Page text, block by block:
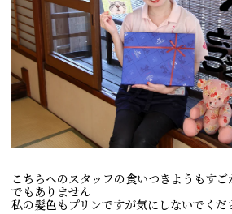
こちらへのスタッフの食いつきようもす
でもありません
私の髪色もプリンですが気にしないでくだ